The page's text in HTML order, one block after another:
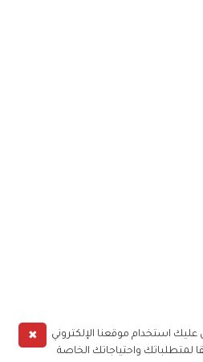
✖
استخدام موقعنا الإلكتروني
لمتطلباتك واحتياجاتك الخاصة